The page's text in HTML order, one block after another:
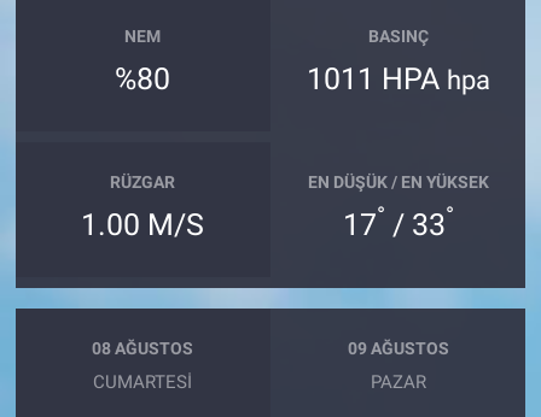
NEM
%80
BASINÇ
1011 HPA hpa
RÜZGAR
1.00 M/S
EN DÜŞÜK / EN YÜKSEK
17° / 33°
08 AĞUSTOS
CUMARTESI
09 AĞUSTOS
PAZAR